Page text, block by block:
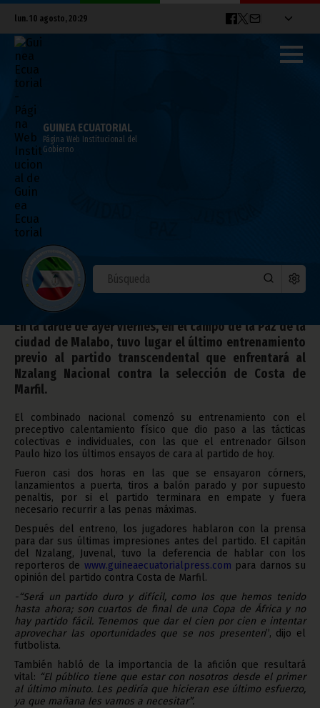
lun. 10 agosto, 20:29
GUINEA ECUATORIAL
Página Web Institucional del
Gobierno
Llegó el gran día: Nzalang contra Costa
de Marfil
febrero 04, 2012
Noticias Deportes
En la tarde de ayer viernes, en el campo de la Paz de la
ciudad de Malabo, tuvo lugar el último entrenamiento
previo al partido transcendental que enfrentará al
Nzalang Nacional contra la selección de Costa de
Marfil.
El combinado nacional comenzó su entrenamiento con el
preceptivo calentamiento físico que dio paso a las tácticas
colectivas e individuales, con las que el entrenador Gilson
Paulo hizo los últimos ensayos de cara al partido de hoy.
Fueron casi dos horas en las que se ensayaron córners,
lanzamientos a puerta, tiros a balón parado y por supuesto
penaltis, por si el partido terminara en empate y fuera
necesario recurrir a las penas máximas.
Después del entreno, los jugadores hablaron con la prensa
para dar sus últimas impresiones antes del partido. El capitán
del Nzalang, Juvenal, tuvo la deferencia de hablar con los
reporteros de www.guineaecuatorialpress.com para darnos su
opinión del partido contra Costa de Marfil.
-“Será un partido duro y difícil, como los que hemos tenido
hasta ahora; son cuartos de final de una Copa de África y no
hay partido fácil. Tenemos que dar el cien por cien e intentar
aprovechar las oportunidades que se nos presenten”, dijo el
futbolista.
También habló de la importancia de la afición que resultará
vital: “El público tiene que estar con nosotros desde el primer
al último minuto. Les pediría que hicieran ese último esfuerzo,
ya que mañana les vamos a necesitar”.